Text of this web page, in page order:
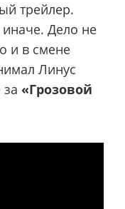
трейлер.
Дело не
и в смене
Линус
«Грозовой